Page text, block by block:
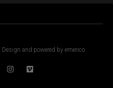
and powered by emerico